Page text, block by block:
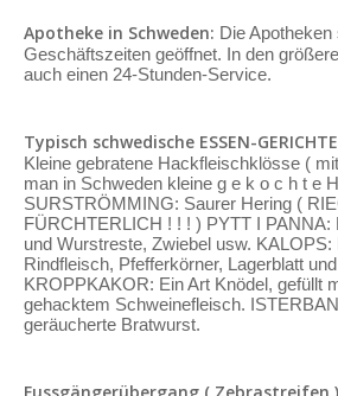
Apotheke in Schweden: Die
Geschäftszeiten geöffnet. In den
auch einen 24-Stunden-Service.
Typisch schwedische ESSEN-
Kleine gebratene Hackfleischklösse (
man in Schweden kleine g e k o c h t e
SURSTRÖMMING: Saurer Hering (
FÜRCHTERLICH ! ! ! ) PYTT I PANNA:
und Wurstreste, Zwiebel usw.
Rindfleisch, Pfefferkörner, Lagerblatt
KROPPKAKOR: Ein Art Knödel, gefüllt
gehacktem Schweinefleisch.
geräucherte Bratwurst.